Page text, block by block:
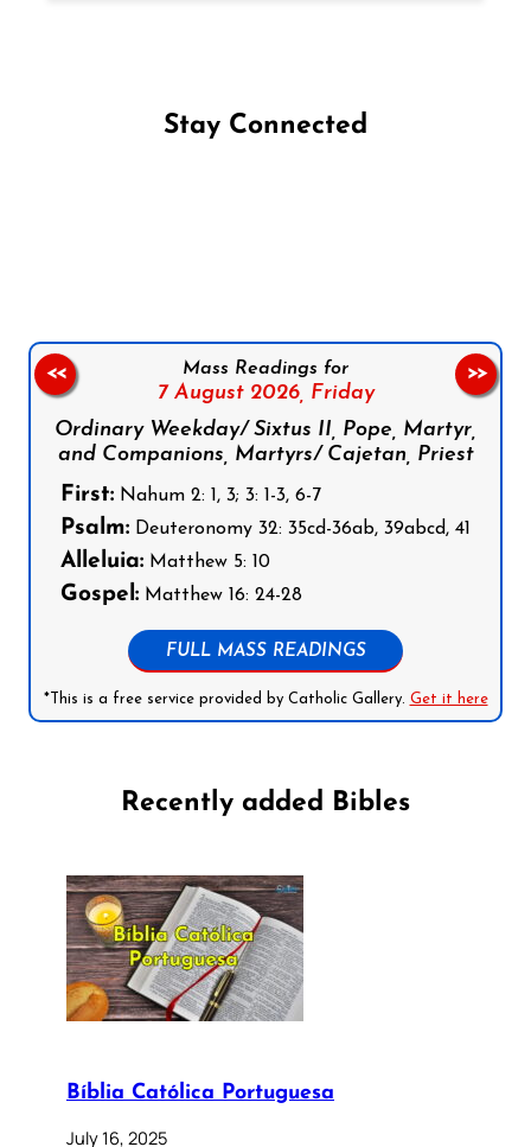
Stay Connected
Mass Readings for
7 August 2026, Friday
Ordinary Weekday/ Sixtus II, Pope, Martyr,
and Companions, Martyrs/ Cajetan, Priest
First: Nahum 2: 1, 3; 3: 1-3, 6-7
Psalm: Deuteronomy 32: 35cd-36ab, 39abcd, 41
Alleluia: Matthew 5: 10
Gospel: Matthew 16: 24-28
FULL MASS READINGS
*This is a free service provided by Catholic Gallery. Get it here
<< >>
Recently added Bibles
Bíblia Católica Portuguesa
July 16, 2025